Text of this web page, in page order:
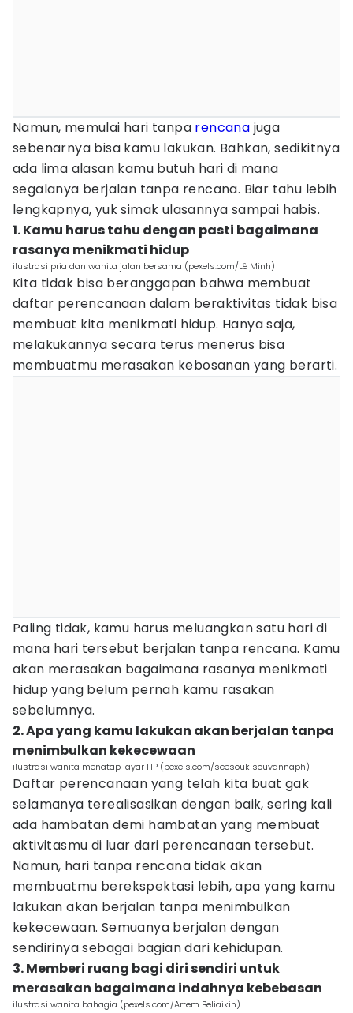
Namun, memulai hari tanpa rencana juga
sebenarnya bisa kamu lakukan. Bahkan, sedikitnya
ada lima alasan kamu butuh hari di mana
segalanya berjalan tanpa rencana. Biar tahu lebih
lengkapnya, yuk simak ulasannya sampai habis.
1. Kamu harus tahu dengan pasti bagaimana
rasanya menikmati hidup
ilustrasi pria dan wanita jalan bersama (pexels.com/Lê Minh)
Kita tidak bisa beranggapan bahwa membuat
daftar perencanaan dalam beraktivitas tidak bisa
membuat kita menikmati hidup. Hanya saja,
melakukannya secara terus menerus bisa
membuatmu merasakan kebosanan yang berarti.
Paling tidak, kamu harus meluangkan satu hari di
mana hari tersebut berjalan tanpa rencana. Kamu
akan merasakan bagaimana rasanya menikmati
hidup yang belum pernah kamu rasakan
sebelumnya.
2. Apa yang kamu lakukan akan berjalan tanpa
menimbulkan kekecewaan
ilustrasi wanita menatap layar HP (pexels.com/seesouk souvannaph)
Daftar perencanaan yang telah kita buat gak
selamanya terealisasikan dengan baik, sering kali
ada hambatan demi hambatan yang membuat
aktivitasmu di luar dari perencanaan tersebut.
Namun, hari tanpa rencana tidak akan
membuatmu berekspektasi lebih, apa yang kamu
lakukan akan berjalan tanpa menimbulkan
kekecewaan. Semuanya berjalan dengan
sendirinya sebagai bagian dari kehidupan.
3. Memberi ruang bagi diri sendiri untuk
merasakan bagaimana indahnya kebebasan
ilustrasi wanita bahagia (pexels.com/Artem Beliaikin)